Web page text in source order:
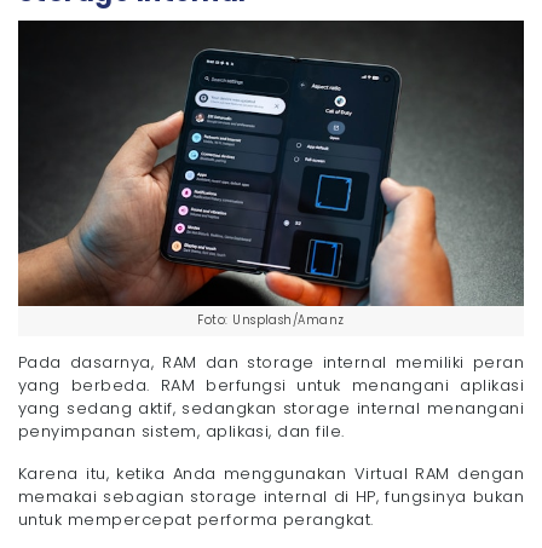
Foto: Unsplash/Amanz
Pada dasarnya, RAM dan storage internal memiliki peran
yang berbeda. RAM berfungsi untuk menangani aplikasi
yang sedang aktif, sedangkan storage internal menangani
penyimpanan sistem, aplikasi, dan file.
Karena itu, ketika Anda menggunakan Virtual RAM dengan
memakai sebagian storage internal di HP, fungsinya bukan
untuk mempercepat performa perangkat.